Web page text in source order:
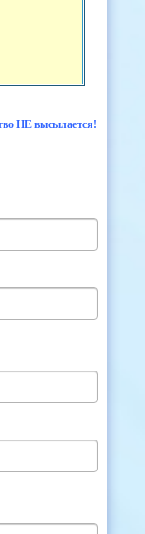
НЕ высылается!